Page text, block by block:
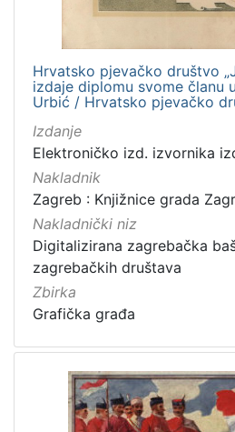
Hrvatsko pjevačko društvo
izdaje diplomu svome članu
Urbić / Hrvatsko pjevačko
Izdanje
Elektroničko izd. izvornika
Nakladnik
Zagreb : Knjižnice grada
Nakladnički niz
Digitalizirana zagrebačka
zagrebačkih društava
Zbirka
Grafička građa